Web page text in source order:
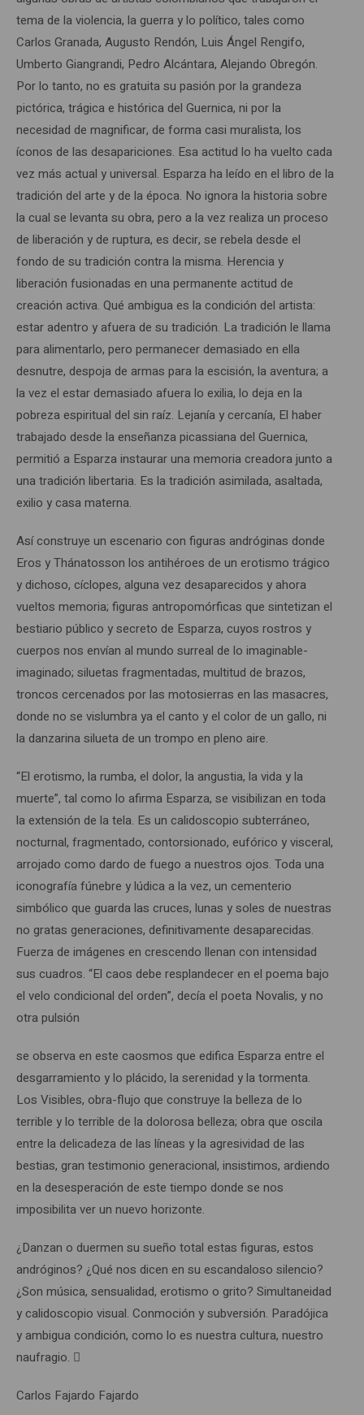
tema de la violencia, la guerra y lo político, tales como
Carlos Granada, Augusto Rendón, Luis Ángel Rengifo,
Umberto Giangrandi, Pedro Alcántara, Alejando Obregón.
Por lo tanto, no es gratuita su pasión por la grandeza
pictórica, trágica e histórica del Guernica, ni por la
necesidad de magnificar, de forma casi muralista, los
íconos de las desapariciones. Esa actitud lo ha vuelto cada
vez más actual y universal. Esparza ha leído en el libro de la
tradición del arte y de la época. No ignora la historia sobre
la cual se levanta su obra, pero a la vez realiza un proceso
de liberación y de ruptura, es decir, se rebela desde el
fondo de su tradición contra la misma. Herencia y
liberación fusionadas en una permanente actitud de
creación activa. Qué ambigua es la condición del artista:
estar adentro y afuera de su tradición. La tradición le llama
para alimentarlo, pero permanecer demasiado en ella
desnutre, despoja de armas para la escisión, la aventura; a
la vez el estar demasiado afuera lo exilia, lo deja en la
pobreza espiritual del sin raíz. Lejanía y cercanía, El haber
trabajado desde la enseñanza picassiana del Guernica,
permitió a Esparza instaurar una memoria creadora junto a
una tradición libertaria. Es la tradición asimilada, asaltada,
exilio y casa materna.
Así construye un escenario con figuras andróginas donde
Eros y Thánatosson los antihéroes de un erotismo trágico
y dichoso, cíclopes, alguna vez desaparecidos y ahora
vueltos memoria; figuras antropomórficas que sintetizan el
bestiario público y secreto de Esparza, cuyos rostros y
cuerpos nos envían al mundo surreal de lo imaginable-
imaginado; siluetas fragmentadas, multitud de brazos,
troncos cercenados por las motosierras en las masacres,
donde no se vislumbra ya el canto y el color de un gallo, ni
la danzarina silueta de un trompo en pleno aire.
“El erotismo, la rumba, el dolor, la angustia, la vida y la
muerte”, tal como lo afirma Esparza, se visibilizan en toda
la extensión de la tela. Es un calidoscopio subterráneo,
nocturnal, fragmentado, contorsionado, eufórico y visceral,
arrojado como dardo de fuego a nuestros ojos. Toda una
iconografía fúnebre y lúdica a la vez, un cementerio
simbólico que guarda las cruces, lunas y soles de nuestras
no gratas generaciones, definitivamente desaparecidas.
Fuerza de imágenes en crescendo llenan con intensidad
sus cuadros. “El caos debe resplandecer en el poema bajo
el velo condicional del orden”, decía el poeta Novalis, y no
otra pulsión
se observa en este caosmos que edifica Esparza entre el
desgarramiento y lo plácido, la serenidad y la tormenta.
Los Visibles, obra-flujo que construye la belleza de lo
terrible y lo terrible de la dolorosa belleza; obra que oscila
entre la delicadeza de las líneas y la agresividad de las
bestias, gran testimonio generacional, insistimos, ardiendo
en la desesperación de este tiempo donde se nos
imposibilita ver un nuevo horizonte.
¿Danzan o duermen su sueño total estas figuras, estos
andróginos? ¿Qué nos dicen en su escandaloso silencio?
¿Son música, sensualidad, erotismo o grito? Simultaneidad
y calidoscopio visual. Conmoción y subversión. Paradójica
y ambigua condición, como lo es nuestra cultura, nuestro
naufragio. 
Carlos Fajardo Fajardo